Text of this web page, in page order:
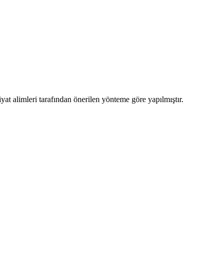
alimleri tarafından önerilen yönteme göre yapılmıştır.